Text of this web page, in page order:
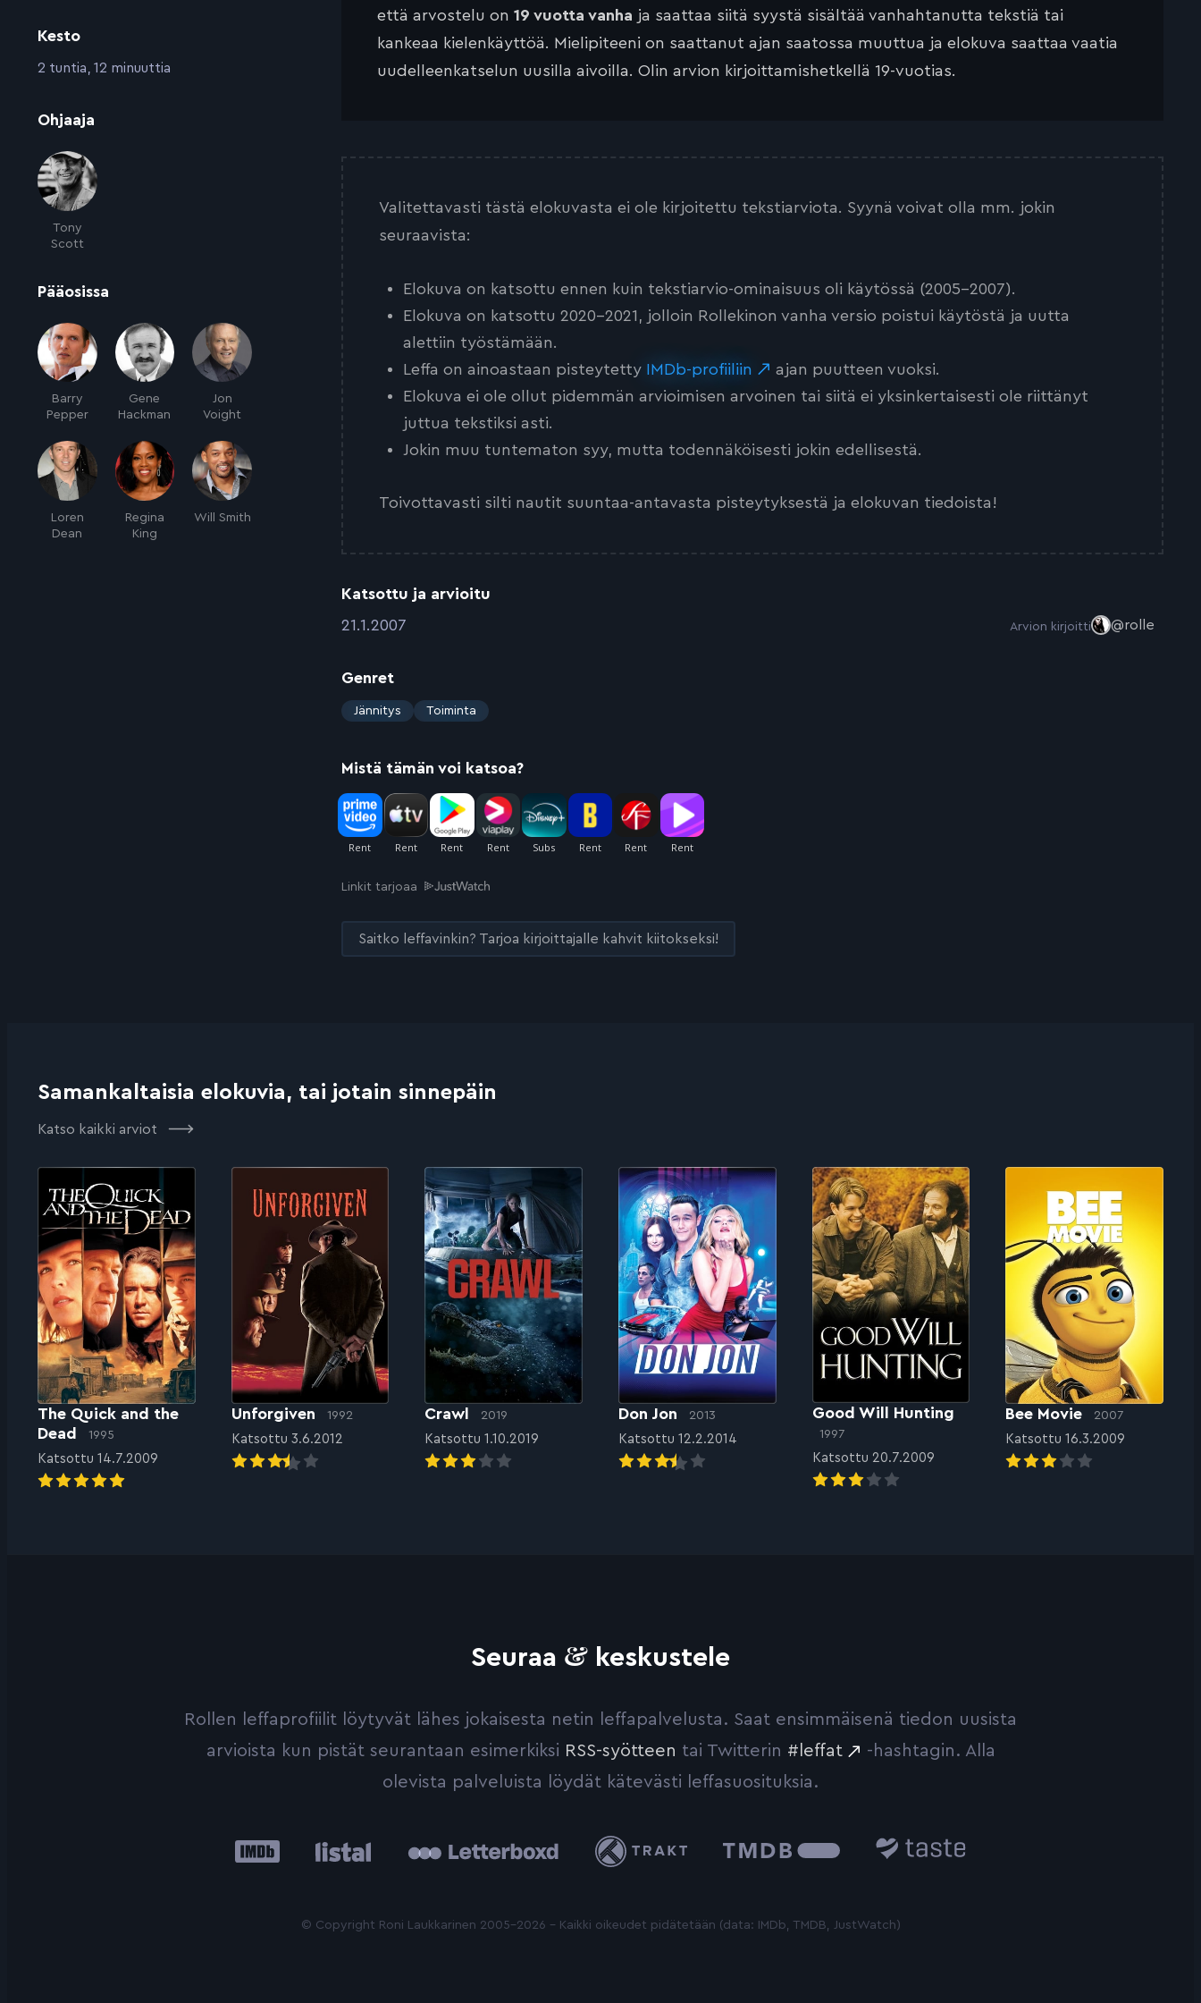
Kesto
:2 tuntia, 12 minuuttia
Ohjaaja
Tony
Scott
Pääosissa
Barry
Pepper
Gene
Hackman
Jon
Voight
Loren
Dean
Regina
King
Will Smith
että arvostelu on 19 vuotta vanha ja saattaa siitä syystä sisältää vanhahtanutta tekstiä tai
kankeaa kielenkäyttöä. Mielipiteeni on saattanut ajan saatossa muuttua ja elokuva saattaa vaatia
uudelleenkatselun uusilla aivoilla. Olin arvion kirjoittamishetkellä 19-vuotias.
Valitettavasti tästä elokuvasta ei ole kirjoitettu tekstiarviota. Syynä voivat olla mm. jokin
seuraavista:
Elokuva on katsottu ennen kuin tekstiarvio-ominaisuus oli käytössä (2005-2007).
Elokuva on katsottu 2020-2021, jolloin Rollekinon vanha versio poistui käytöstä ja uutta
alettiin työstämään.
Leffa on ainoastaan pisteytetty IMDb-profiiliin
ajan puutteen vuoksi.
Elokuva ei ole ollut pidemmän arvioimisen arvoinen tai siitä ei yksinkertaisesti ole riittänyt
juttua tekstiksi asti.
Jokin muu tuntematon syy, mutta todennäköisesti jokin edellisestä.
Toivottavasti silti nautit suuntaa-antavasta pisteytyksestä ja elokuvan tiedoista!
Katsottu ja arvioitu
:21.1.2007 Arvion kirjoitti @rolle
Genret
:
Jännitys Toiminta
Mistä tämän voi katsoa?
Linkit tarjoaa
Saitko leffavinkin? Tarjoa kirjoittajalle kahvit kiitokseksi!
Samankaltaisia elokuvia, tai jotain sinnepäin
Katso kaikki arviot
The Quick and the
Dead
1995
Katsottu 14.7.2009
Unforgiven 1992
Katsottu 3.6.2012
Crawl 2019
Katsottu 1.10.2019
Don Jon 2013
Katsottu 12.2.2014
Good Will Hunting
1997
Katsottu 20.7.2009
Bee Movie 2007
Katsottu 16.3.2009
Seuraa & keskustele
Rollen leffaprofiilit löytyvät lähes jokaisesta netin leffapalvelusta. Saat ensimmäisenä tiedon uusista
arvioista kun pistät seurantaan esimerkiksi RSS-syötteen tai Twitterin #leffat
-hashtagin. Alla
olevista palveluista löydät kätevästi leffasuosituksia.
IMDb Trakt
Database
© Copyright Roni Laukkarinen 2005-2026 - Kaikki oikeudet pidätetään (data: IMDb, TMDB, JustWatch)